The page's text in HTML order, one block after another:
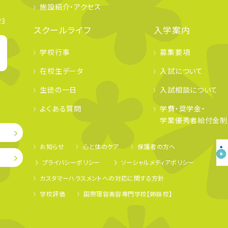
施設紹介・アクセス
スクールライフ
学校行事
在校生データ
生徒の一日
よくある質問
入学案内
募集要項
入試について
入試相談について
学費・奨学金・
学業優秀者給付金
お知らせ 心と体のケア
保護者の方へ
プライバシーポリシー
ソーシャルメディアポリシー
カスタマーハラスメントへの対応に関する方針
学校評価
国際理容美容専門学校【姉妹校】